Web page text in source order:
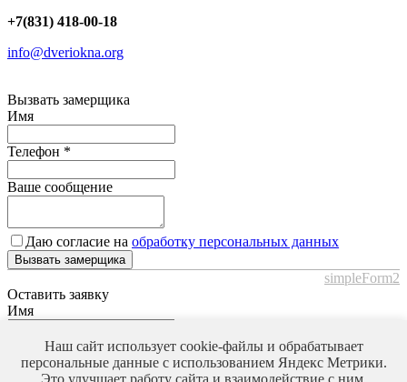
+7(831) 418-00-18
info@dveriokna.org
Вызвать замерщика
Имя
Телефон *
Ваше сообщение
Даю согласие на обработку персональных данных
Вызвать замерщика
simpleForm2
Оставить заявку
Имя
Телефон*
Наш сайт использует cookie-файлы и обрабатывает
персональные данные с использованием Яндекс Метрики.
Это улучшает работу сайта и взаимодействие с ним.